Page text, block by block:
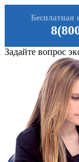
Бесплатная
Задайте вопрос